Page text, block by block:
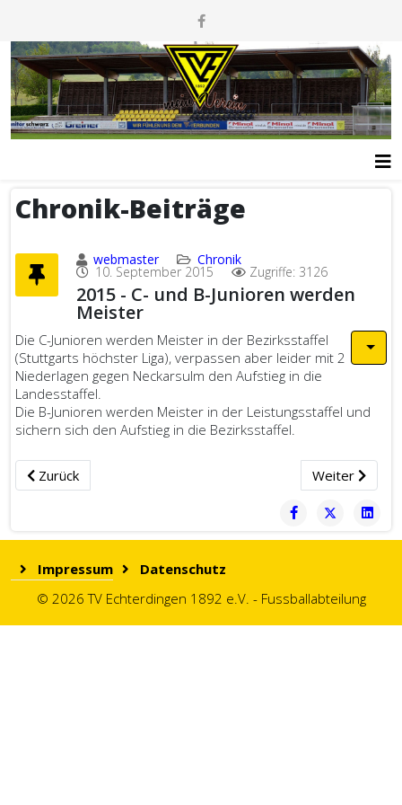
Chronik-Beiträge
webmaster Chronik
10. September 2015 Zugriffe: 3126
2015 - C- und B-Junioren werden
Meister
Die C-Junioren werden Meister in der Bezirksstaffel
(Stuttgarts höchster Liga), verpassen aber leider mit 2
Niederlagen gegen Neckarsulm den Aufstieg in die
Landesstaffel.
Die B-Junioren werden Meister in der Leistungsstaffel und
sichern sich den Aufstieg in die Bezirksstaffel.
Vorheriger Beitrag: 1995/06 - Aufstieg in die Landesliga
Zurück Nächster
Weiter
Impressum
Datenschutz
© 2026 TV Echterdingen 1892 e.V. - Fussballabteilung